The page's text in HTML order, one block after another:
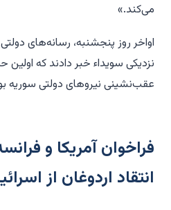
می‌کند.»
اواخر روز پنجشنبه، رسانه‌های
نزدیکی سویداء خبر دادند که
عقب‌نشینی نیروهای دولتی سوریه
فراخوان آمریکا و
انتقاد اردوغان از